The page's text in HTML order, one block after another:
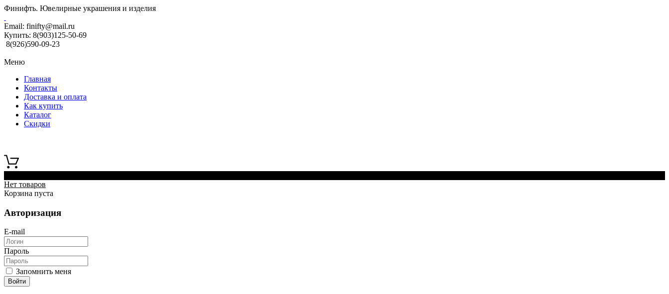
Финифть. Ювелирные украшения и изделия
Email: finifty@mail.ru
Купить: 8(903)125-50-69
8(926)590-09-23
Меню
Главная
Контакты
Доставка и оплата
Как купить
Каталог
Скидки
Нет товаров
Корзина пуста
Авторизация
E-mail
Пароль
Запомнить меня
Войти